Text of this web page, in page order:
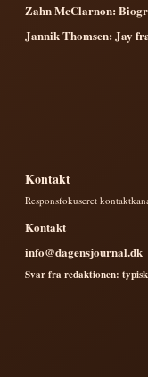
Zahn McClarnon:
Jannik Thomsen: Jay
Kontakt
Responsfokuseret
Kontakt
info@dagensjournal.dk
Svar fra redaktionen: